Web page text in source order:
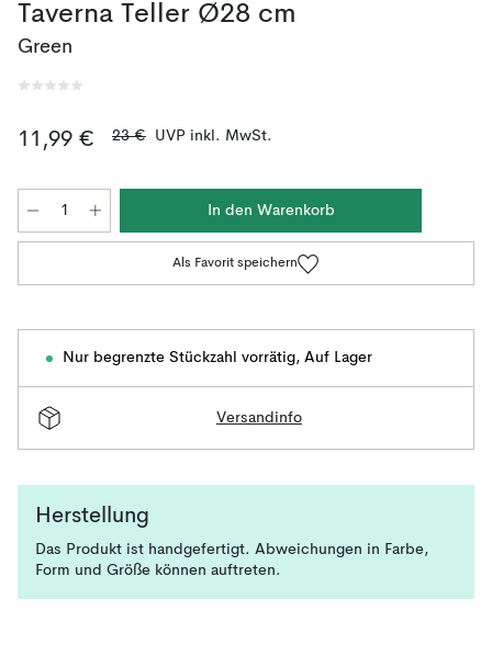
Taverna Teller Ø28 cm
Green
11,99 € 23 € UVP inkl. MwSt.
In den Warenkorb
Als Favorit speichern
Nur begrenzte Stückzahl vorrätig, Auf Lager
Versandinfo
Herstellung
Das Produkt ist handgefertigt. Abweichungen in Farbe,
Form und Größe können auftreten.